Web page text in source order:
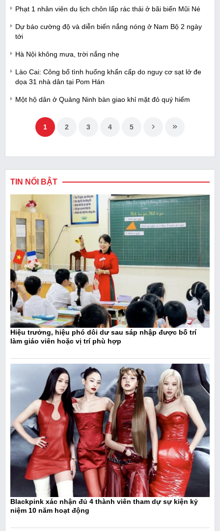
Phạt 1 nhân viên du lịch chôn lấp rác thải ở bãi biển Mũi Né
Dự báo cường độ và diễn biến nắng nóng ở Nam Bộ 2 ngày
tới
Hà Nội không mưa, trời nắng nhẹ
Lào Cai: Công bố tình huống khẩn cấp do nguy cơ sạt lở đe
dọa 31 nhà dân tại Pom Hán
Một hộ dân ở Quảng Ninh bàn giao khỉ mặt đỏ quý hiếm
1 2 3 4 5
TIN NỔI BẬT
Hiệu trưởng, hiệu phó dôi dư sau sáp nhập được bố trí
làm giáo viên hoặc vị trí phù hợp
Blackpink xác nhận đủ 4 thành viên tham dự sự kiện kỷ
niệm 10 năm hoạt động